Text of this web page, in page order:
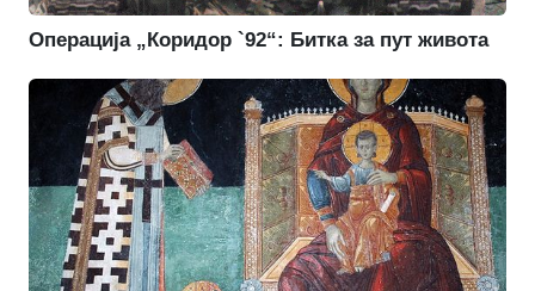
Операција „Коридор `92“: Битка за пут живота